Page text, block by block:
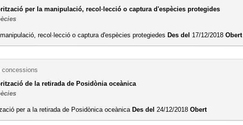
per la manipulació, recol·lecció o captura d'espècies protegides
recol·lecció o captura d'espècies protegiedes Des del 17/12/2018Obert
de la retirada de Posidònia oceànica
per a la retirada de Posidònica oceànica Des del 24/12/2018Obert